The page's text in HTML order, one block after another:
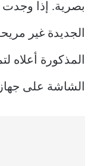
الجديدة غير
الشاشة على جهاز iPhone الخاص بك.